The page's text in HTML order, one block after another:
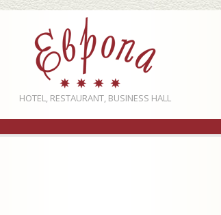
HOTEL, RESTAURANT, BUSINESS HALL